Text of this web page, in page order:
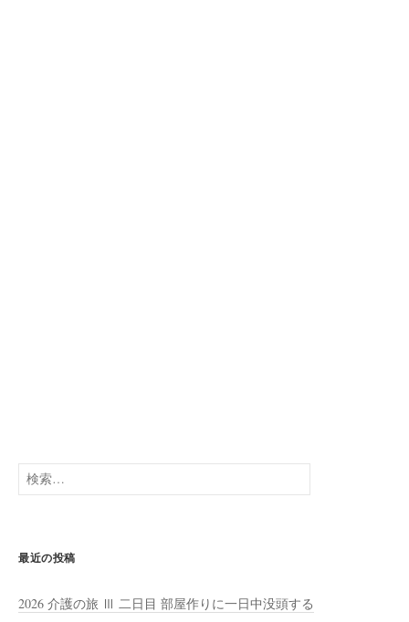
検
索:
最近の投稿
2026 介護の旅 Ⅲ 二日目 部屋作りに一日中没頭する